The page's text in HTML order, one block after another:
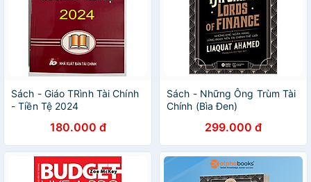
Sách - Giáo TRình Tài Chính
- Tiền Tệ 2024
180.000 đ
Sách - Những Ông Trùm Tài
Chính (Bìa Đen)
299.000 đ